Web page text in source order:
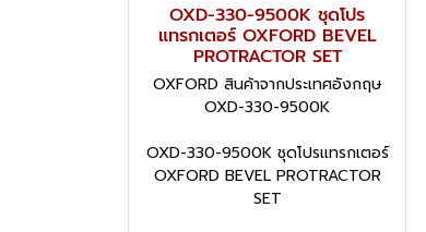
OXD-330-9500K ชุดโปร
แทรกเตอร์ OXFORD BEVEL
PROTRACTOR SET
OXFORD สินค้าจากประเทศอังกฤษ
OXD-330-9500K
OXD-330-9500K ชุดโปรแทรกเตอร์
OXFORD BEVEL PROTRACTOR
SET